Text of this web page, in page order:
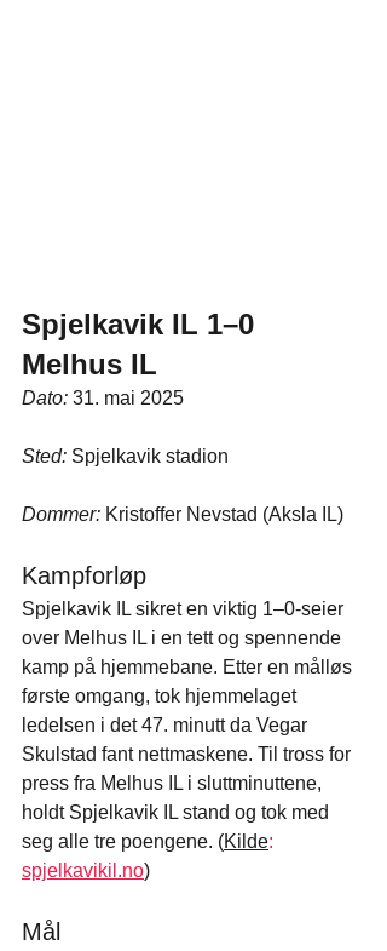
Spjelkavik IL 1–0
Melhus IL
Dato: 31. mai 2025
Sted: Spjelkavik stadion
Dommer: Kristoffer Nevstad (Aksla IL)
Kampforløp
Spjelkavik IL sikret en viktig 1–0-seier
over Melhus IL i en tett og spennende
kamp på hjemmebane. Etter en målløs
første omgang, tok hjemmelaget
ledelsen i det 47. minutt da Vegar
Skulstad fant nettmaskene. Til tross for
press fra Melhus IL i sluttminuttene,
holdt Spjelkavik IL stand og tok med
seg alle tre poengene. (Kilde:
spjelkavikil.no)
Mål